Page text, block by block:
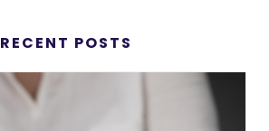
RECENT POSTS